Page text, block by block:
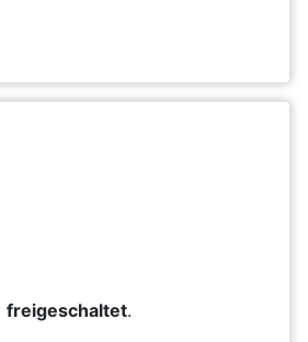
freigeschaltet.